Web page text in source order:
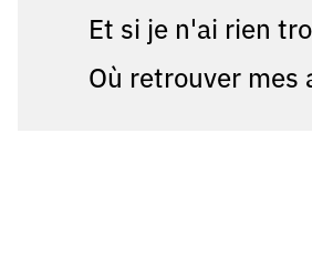
Et si je n'ai rien
Où retrouver mes